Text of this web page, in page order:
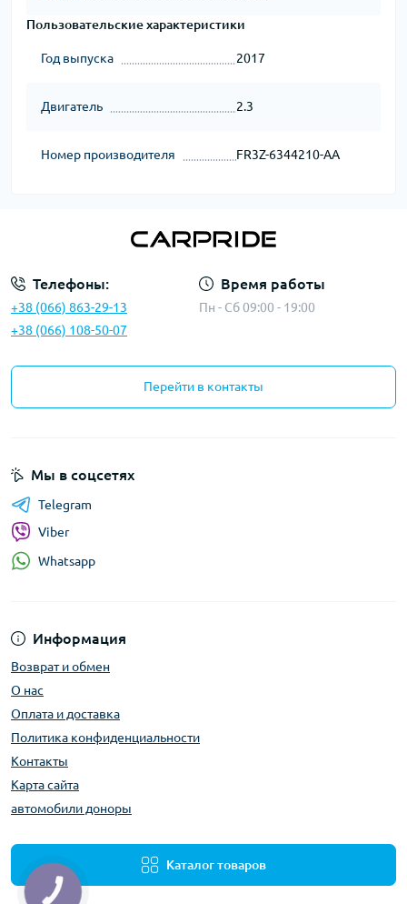
Пользовательские характеристики
Год выпуска 2017
Двигатель 2.3
Номер производителя FR3Z-6344210-AA
Телефоны:
+38 (066) 863-29-13
+38 (066) 108-50-07
Время работы
Пн - Сб 09:00 - 19:00
Перейти в контакты
Информация
Возврат и обмен
О нас
Оплата и доставка
Политика конфиденциальности
Контакты
Карта сайта
автомобили доноры
Каталог товаров
Мы в соцсетях
Telegram
Viber
Whatsapp
КНОПКА
ЗВ'ЯЗКУ